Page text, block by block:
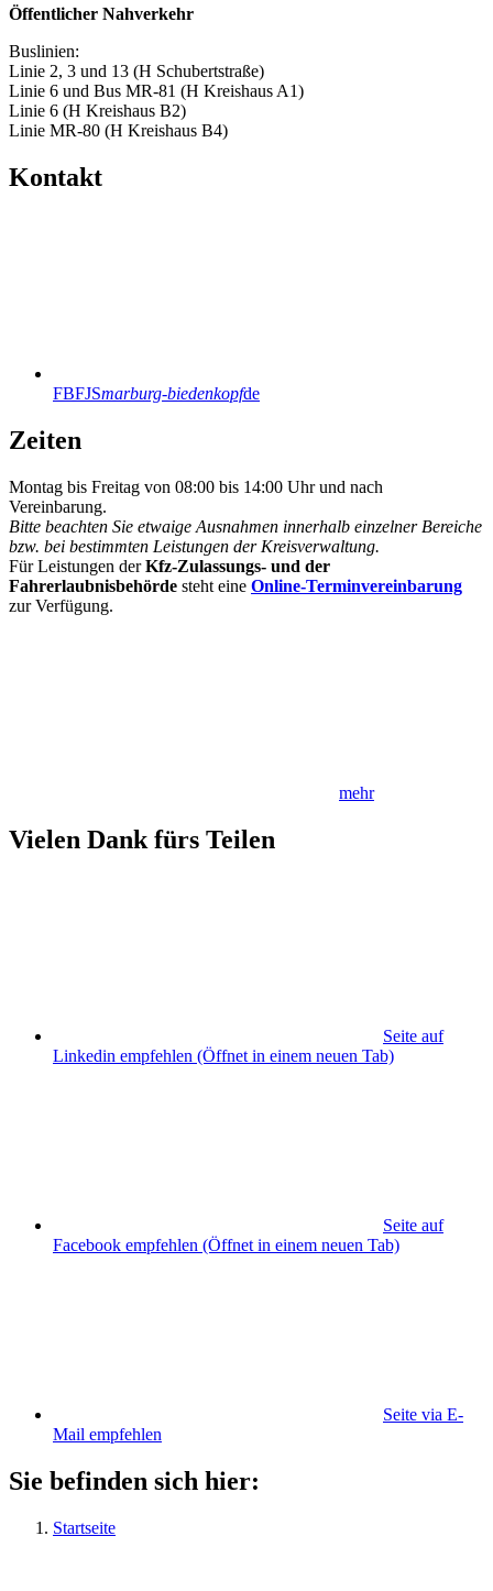
Öffentlicher Nahverkehr
Buslinien:
Linie 2, 3 und 13 (H Schubertstraße)
Linie 6 und Bus MR-81 (H Kreishaus A1)
Linie 6 (H Kreishaus B2)
Linie MR-80 (H Kreishaus B4)
Kontakt
FBFJSmarburg-biedenkopfde
Zeiten
Montag bis Freitag von 08:00 bis 14:00 Uhr und nach
Vereinbarung.
Bitte beachten Sie etwaige Ausnahmen innerhalb einzelner Bereiche
bzw. bei bestimmten Leistungen der Kreisverwaltung.
Für Leistungen derKfz-Zulassungs- und der
Fahrerlaubnisbehörde steht eine Online-Terminvereinbarung
zur Verfügung.
mehr
Vielen Dank fürs Teilen
Seite auf
Linkedin empfehlen (Öffnet in einem neuen Tab)
Seite auf
Facebook empfehlen (Öffnet in einem neuen Tab)
Seite via E-
Mail empfehlen
Sie befinden sich hier:
Startseite